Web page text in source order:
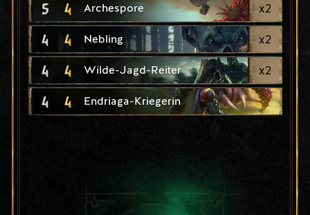
5 4 Archespore x2
4 4 Nebling x2
4 4 Wilde-Jagd-Reiter x2
4 4 Endriaga-Kriegerin